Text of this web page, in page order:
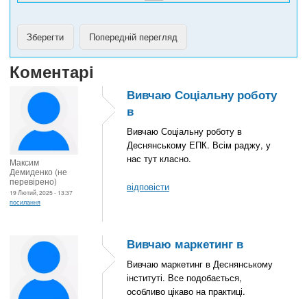
Коментарі
Максим
Демиденко (не
перевірено)
19 Лютий, 2025 - 13:37
посилання
Вивчаю Соціальну роботу
в
Вивчаю Соціальну роботу в
Деснянському ЕПК. Всім раджу, у
нас тут класно.
відповісти
Вивчаю маркетинг в
Вивчаю маркетинг в Деснянському
інституті. Все подобається,
особливо цікаво на практиці.